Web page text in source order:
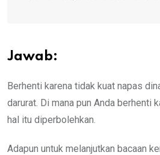
Jawab:
Berhenti karena tidak kuat napas
darurat. Di mana pun Anda berhenti
hal itu diperbolehkan.
Adapun untuk melanjutkan bacaan